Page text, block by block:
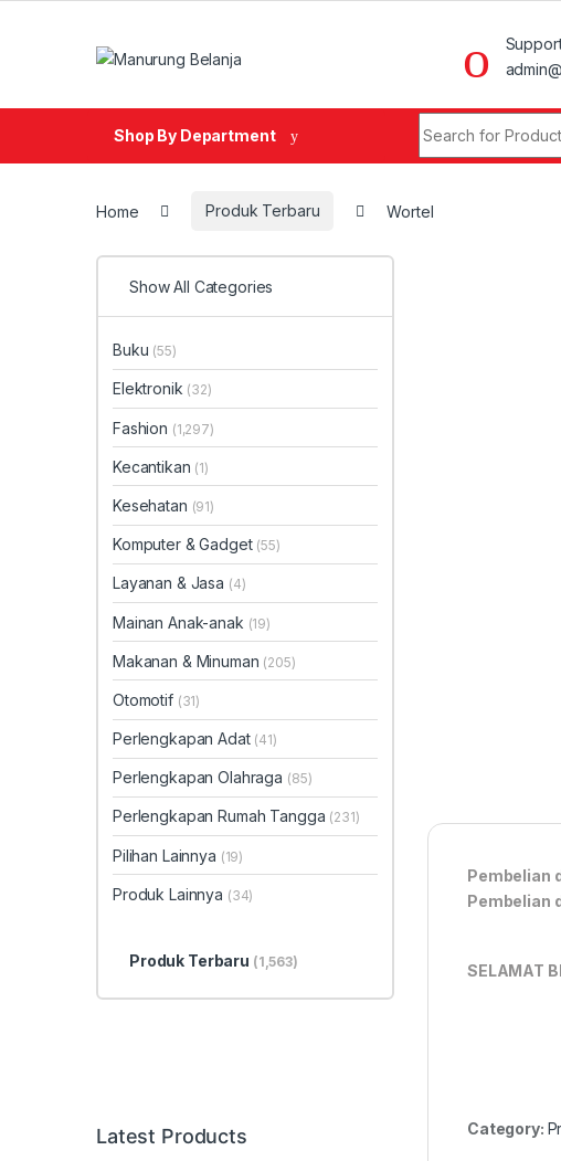
Shop By Department
Home Produk Terbaru Wortel
Pembelian
Pembelian
SELAMAT
Category:
Show All Categories
Buku (55)
Elektronik (32)
Fashion (1,297)
Kecantikan (1)
Kesehatan (91)
Komputer & Gadget (55)
Layanan & Jasa (4)
Mainan Anak-anak (19)
Makanan & Minuman (205)
Otomotif (31)
Perlengkapan Adat (41)
Perlengkapan Olahraga (85)
Perlengkapan Rumah Tangga (231)
Pilihan Lainnya (19)
Produk Lainnya (34)
Produk Terbaru (1,563)
Latest Products